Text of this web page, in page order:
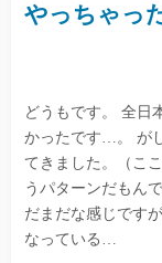
やっちゃっ
どうもです。 全日
かったです…。 が
てきました。（こ
うパターンだもん
だまだな感じです
なっている…